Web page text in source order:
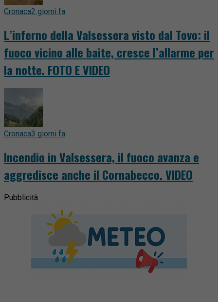
Cronaca2 giorni fa
L’inferno della Valsessera visto dal Tovo: il
fuoco vicino alle baite, cresce l’allarme per
la notte. FOTO E VIDEO
Cronaca3 giorni fa
Incendio in Valsessera, il fuoco avanza e
aggredisce anche il Cornabecco. VIDEO
Pubblicità